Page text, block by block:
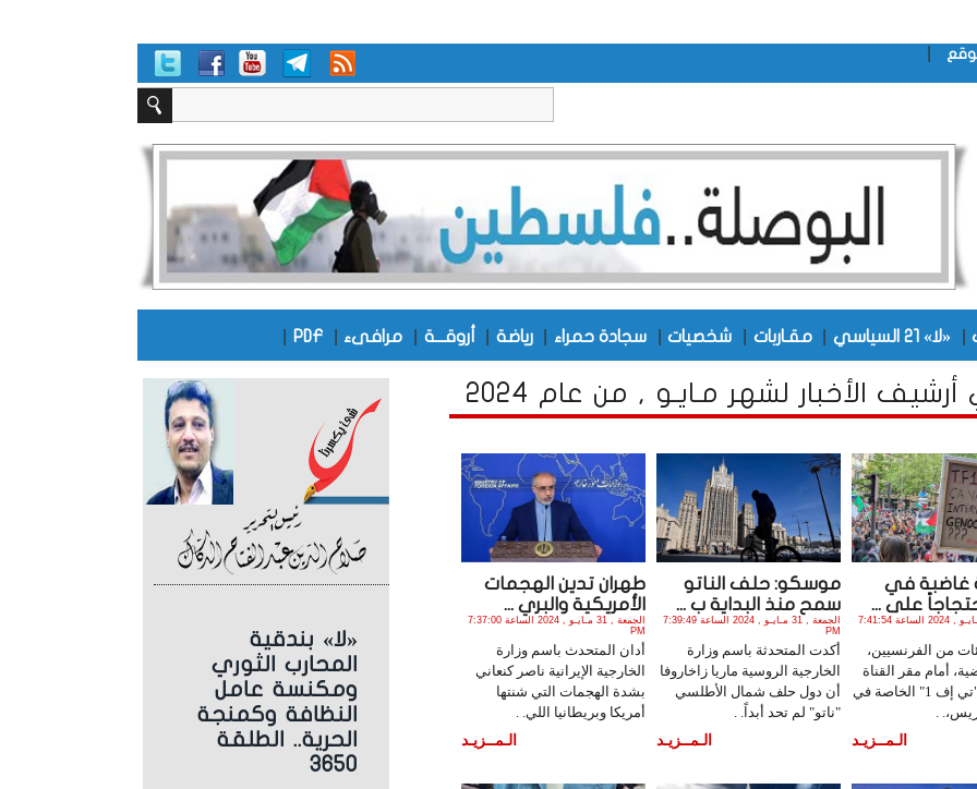
«لا» 21 السياسي مقـاربات شخصيات سجادة حمراء رياضة أروقـــة مرافىء PDF
«لا» بندقية
المحارب الثوري
ومكنسة عامل
النظافة وكمنجة
الحرية.. الطلقة
3650
الأخبار لشهر مـايـو , من عام 2024
غاضبة في
على ...
الجمعة , 31 مـايـو , 2024 الساعة 7:41:54
من الفرنسيين،
أمام مقر القناة
الفرنسية "تي إف 1" الخاصة في
.
الـمــزيـد
موسكو: حلف الناتو
سمح منذ البداية ب ...
الجمعة , 31 مـايـو , 2024 الساعة 7:39:49
PM
أكدت المتحدثة باسم وزارة
الخارجية الروسية ماريا زاخاروفا
أن دول حلف شمال الأطلسي
"ناتو" لم تحد أبداً. .
الـمــزيـد
طهران تدين الهجمات
الأمريكية والبري ...
الجمعة , 31 مـايـو , 2024 الساعة 7:37:00
PM
أدان المتحدث باسم وزارة
الخارجية الإيرانية ناصر كنعاني
بشدة الهجمات التي شنتها
أمريكا وبريطانيا اللي. .
الـمــزيـد